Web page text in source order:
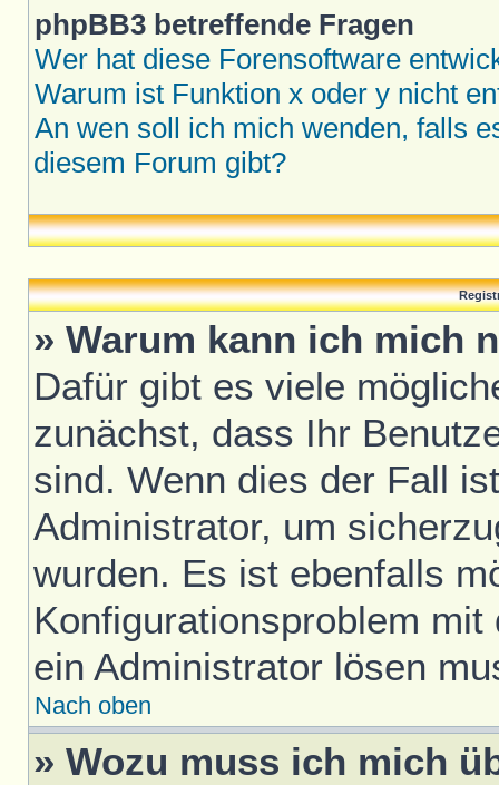
phpBB3 betreffende Fragen
Wer hat diese Forensoftware
Warum ist Funktion x oder y nicht
An wen soll ich mich wenden, falls
diesem Forum gibt?
» Warum kann ich mich
Dafür gibt es viele
zunächst, dass Ihr
sind. Wenn dies der Fall
Administrator, um
wurden. Es ist ebenfalls
Konfigurationsproblem
ein Administrator lösen
Nach oben
» Wozu muss ich mich